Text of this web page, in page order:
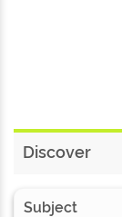
Discover
Subject